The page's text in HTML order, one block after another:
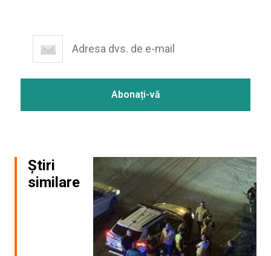
Știri
similare